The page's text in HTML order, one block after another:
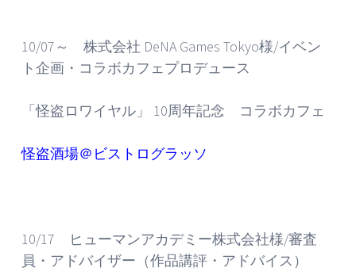
10/07～ 株式会社 DeNA Games Tokyo様/イベン
ト企画・コラボカフェプロデュース
「怪盗ロワイヤル」 10周年記念 コラボカフェ
怪盗酒場＠ビストログラッソ
10/17 ヒューマンアカデミー株式会社様/審査
員・アドバイザー（作品講評・アドバイス）